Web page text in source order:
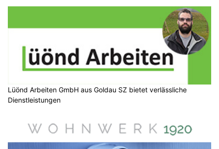
Lüönd Arbeiten GmbH aus Goldau SZ bietet verlässliche
Dienstleistungen